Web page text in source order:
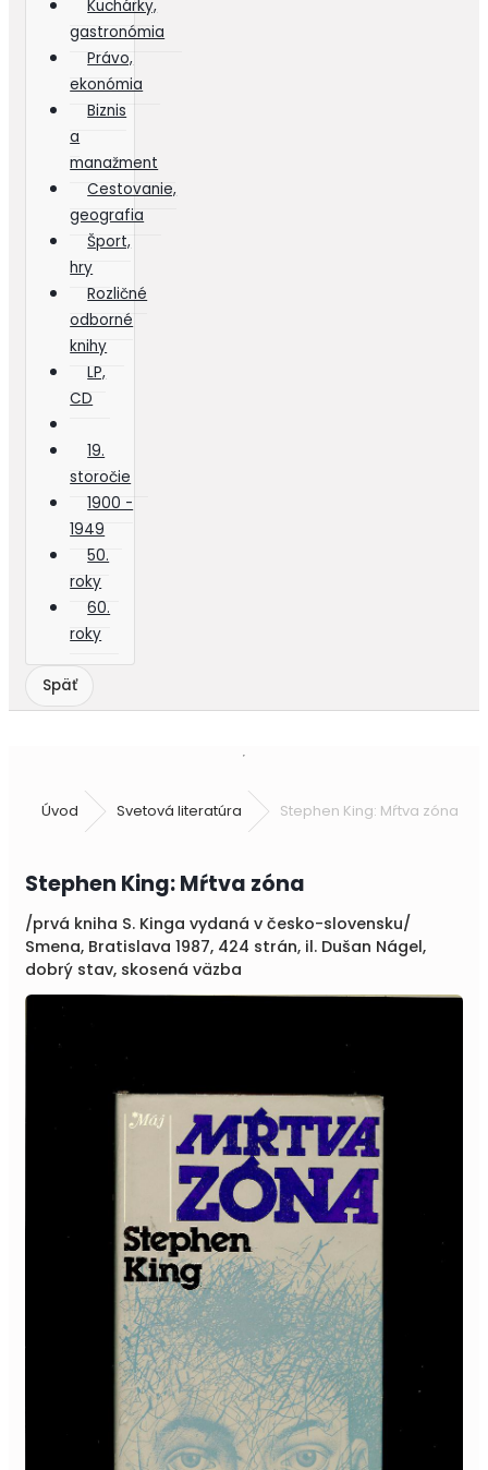
Kuchárky,
gastronómia
Právo,
ekonómia
Biznis
a
manažment
Cestovanie,
geografia
Šport,
hry
Rozličné
odborné
knihy
LP,
CD
19.
storočie
1900 -
1949
50.
roky
60.
roky
Úvod Svetová literatúra Stephen King: Mŕtva zóna
Stephen King: Mŕtva zóna
/prvá kniha S. Kinga vydaná v česko-slovensku/
Smena, Bratislava 1987, 424 strán, il. Dušan Nágel,
dobrý stav, skosená väzba